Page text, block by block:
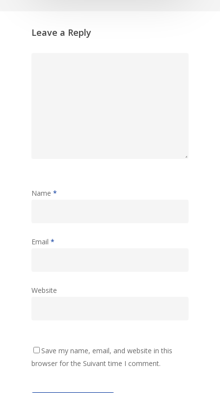
Leave a Reply
Name *
Email *
Website
Save my name, email, and website in this
browser for the Suivant time I comment.